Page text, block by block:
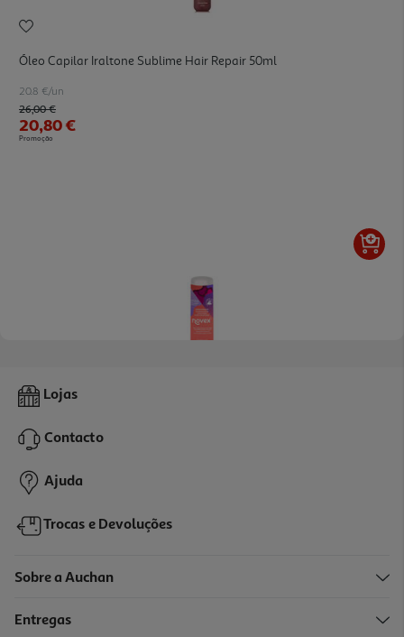
Óleo Capilar Iraltone Sublime Hair Repair 50ml
20.8 €/un
Price reduced from
26,00 €to
20,80 €
Promoção
Condicionador Novex Infusão De Colagénio 300ml
6,73 €
-25%
Lojas
Contacto
Ajuda
Trocas e Devoluções
Sobre a Auchan
Entregas